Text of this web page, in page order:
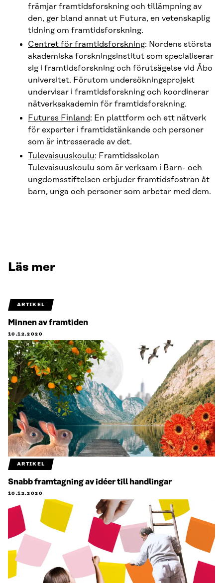
främjar framtidsforskning och tillämpning av
den, ger bland annat ut Futura, en vetenskaplig
tidning om framtidsforskning.
Centret för framtidsforskning: Nordens största
akademiska forskningsinstitut som specialiserar
sig i framtidsforskning och förutsägelse vid Åbo
universitet. Förutom undersökningsprojekt
undervisar i framtidsforskning och koordinerar
nätverksakademin för framtidsforskning.
Futures Finland: En plattform och ett nätverk
för experter i framtidstänkande och personer
som är intresserade av det.
Tulevaisuuskoulu: Framtidsskolan
Tulevaisuuskoulu som är verksam i Barn- och
ungdomsstiftelsen erbjuder framtidsfostran åt
barn, unga och personer som arbetar med dem.
Läs mer
ARTIKEL
Minnen av framtiden
10.12.2020
ARTIKEL
Snabb framtagning av idéer till handlingar
10.12.2020